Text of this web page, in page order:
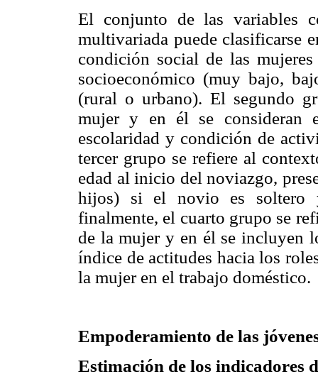
El conjunto de las variables
multivariada puede clasificarse
condición social de las
socioeconómico (muy bajo,
(rural o urbano). El segundo
mujer y en él se consideran
escolaridad y condición de
tercer grupo se refiere al
edad al inicio del noviazgo,
hijos) si el novio es soltero
finalmente, el cuarto grupo se
de la mujer y en él se incluyen
índice de actitudes hacia los
la mujer en el trabajo doméstico.
Empoderamiento de las
Estimación de los indicadores